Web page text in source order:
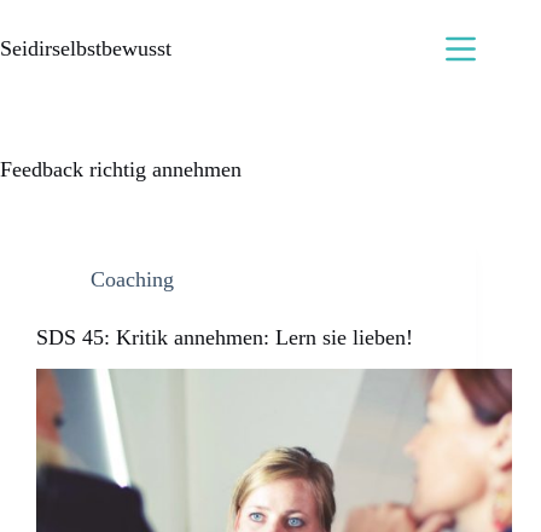
Seidirselbstbewusst
Feedback richtig annehmen
Coaching
SDS 45: Kritik annehmen: Lern sie lieben!